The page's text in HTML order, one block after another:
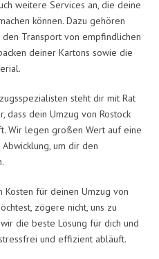
weitere Services an, die deine
können. Dazu gehören
Transport von empfindlichen
deiner Kartons sowie die
steht dir mit Rat
dass dein Umzug von Rostock
Wir legen großen Wert auf eine
um dir den
Kosten für deinen Umzug von
zögere nicht, uns zu
die beste Lösung für dich und
und effizient abläuft.